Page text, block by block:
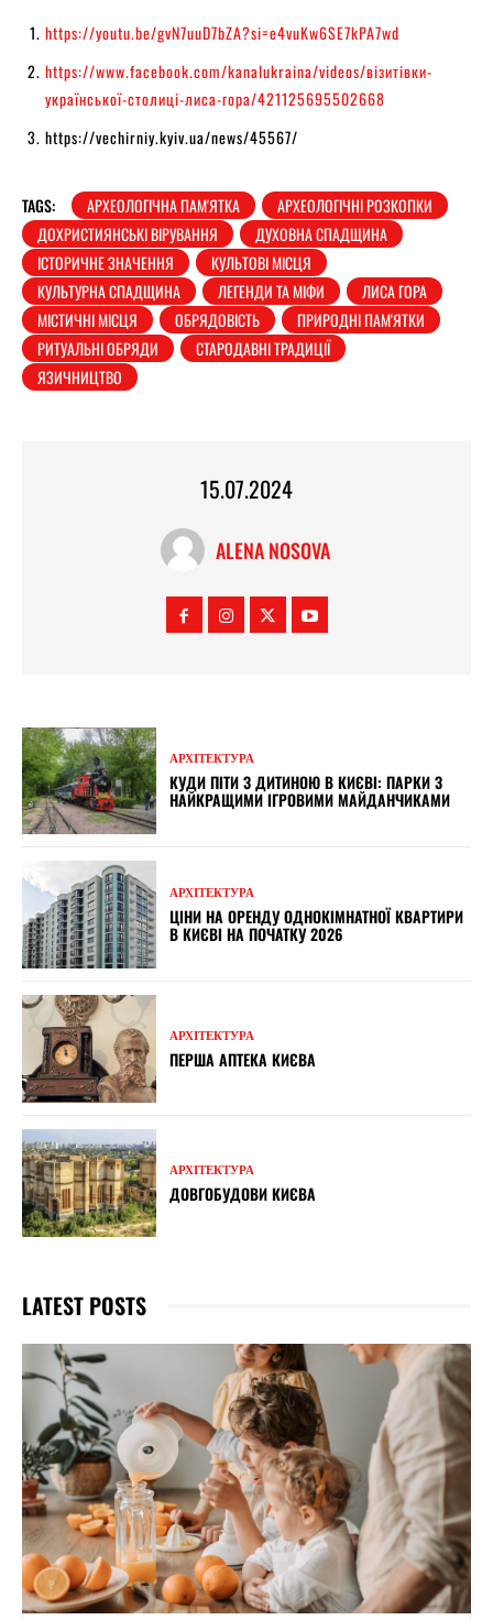
https://youtu.be/gvN7uuD7bZA?si=e4vuKw6SE7kPA7wd
https://www.facebook.com/kanalukraina/videos/візитівки-
української-столиці-лиса-гора/421125695502668
https://vechirniy.kyiv.ua/news/45567/
TAGS: АРХЕОЛОГІЧНА ПАМ'ЯТКА
АРХЕОЛОГІЧНІ РОЗКОПКИ
ДОХРИСТИЯНСЬКІ ВІРУВАННЯ
ДУХОВНА СПАДЩИНА
ІСТОРИЧНЕ ЗНАЧЕННЯ
КУЛЬТОВІ МІСЦЯ
КУЛЬТУРНА СПАДЩИНА
ЛЕГЕНДИ ТА МІФИ
ЛИСА ГОРА
МІСТИЧНІ МІСЦЯ
ОБРЯДОВІСТЬ
ПРИРОДНІ ПАМ'ЯТКИ
РИТУАЛЬНІ ОБРЯДИ
СТАРОДАВНІ ТРАДИЦІЇ
ЯЗИЧНИЦТВО
15.07.2024
ALENA NOSOVA
АРХІТЕКТУРА
КУДИ ПІТИ З ДИТИНОЮ В КИЄВІ: ПАРКИ З
НАЙКРАЩИМИ ІГРОВИМИ МАЙДАНЧИКАМИ
АРХІТЕКТУРА
ЦІНИ НА ОРЕНДУ ОДНОКІМНАТНОЇ КВАРТИРИ
В КИЄВІ НА ПОЧАТКУ 2026
АРХІТЕКТУРА
ПЕРША АПТЕКА КИЄВА
АРХІТЕКТУРА
ДОВГОБУДОВИ КИЄВА
LATEST POSTS